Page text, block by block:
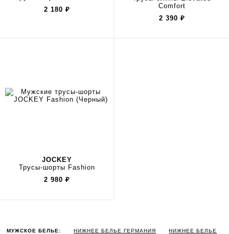
2 180 ₽
Comfort
2 390 ₽
JOCKEY
Трусы-шорты Fashion
2 980 ₽
МУЖСКОЕ БЕЛЬЕ: НИЖНЕЕ БЕЛЬЕ ГЕРМАНИЯ
НИЖНЕЕ БЕЛЬЕ